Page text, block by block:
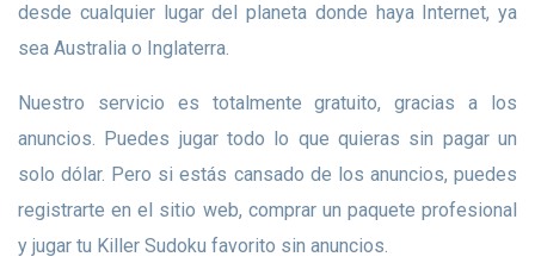
desde cualquier lugar del planeta donde haya Internet, ya
sea Australia o Inglaterra.
Nuestro servicio es totalmente gratuito, gracias a los
anuncios. Puedes jugar todo lo que quieras sin pagar un
solo dólar. Pero si estás cansado de los anuncios, puedes
registrarte en el sitio web, comprar un paquete profesional
y jugar tu Killer Sudoku favorito sin anuncios.